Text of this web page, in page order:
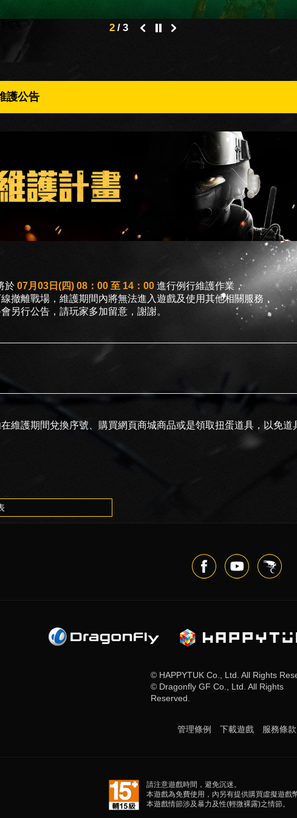
2 / 3
護公告
於 07月03日(四) 08：00 至 14：00 進行例行維護作業，
撤離戰場，維護期間內將無法進入遊戲及使用其他相關服務，
另行公告，請玩家多加留意，謝謝。
維護期間兌換序號、購買網頁商城商品或是領取扭蛋道具，以免道
© HAPPYTUK Co., Ltd. All Rights
© Dragonfly GF Co., Ltd. All Rights
Reserved.
管理條例 下載遊戲 服務條款​
請注意遊戲時間，避免沉迷。
本遊戲為免費使用，內另有提供購買虛擬遊戲
本遊戲情節涉及暴力及性(輕微裸露)之情節。